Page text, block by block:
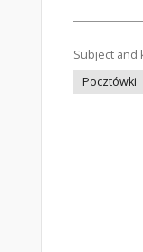
Subject and
Pocztówki